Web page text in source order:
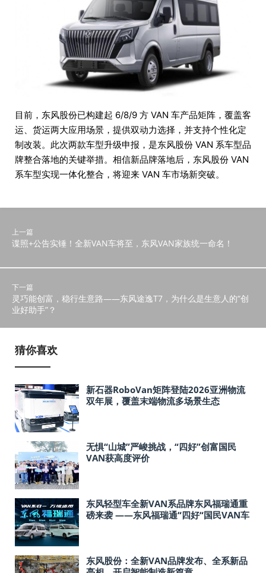
目前，东风股份已构建起 6/8/9 方 VAN 车产品矩阵，覆盖客
运、货运两大应用场景，提供双动力选择，并支持个性化定
制改装。此次两款车型升级申报，是东风股份 VAN 系车型品
牌整合落地的关键举措。相信新品牌落地后，东风股份 VAN
系车型实现一体化整合，将迎来 VAN 车市场新突破。
上一篇
谍照+公告实锤！全新VAN车将至，东风VAN家族统一命名！
下一篇
灵巧能创富，稳行生意路——东风途逸T7，为什么是生意人的“创
业好助手”？
猜你喜欢
新石器RoboVan矩阵登陆2026亚洲物流
双年展，覆盖末端物流多场景生态
无惧“山城”严峻挑战，“四好”创富国民
VAN获高度评价
东风轻型车全新VAN系品牌东风福瑞通重
磅来袭 ——东风福瑞通“四好“国民VAN车
东风股份：全新VAN品牌发布、全系新品